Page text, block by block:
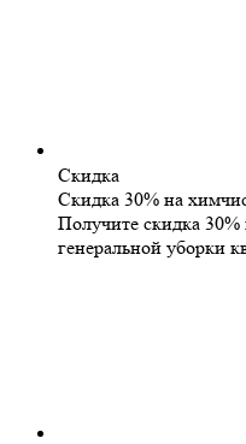
Скидка
Скидка 30% на
Получите скидка 30%
генеральной уборки